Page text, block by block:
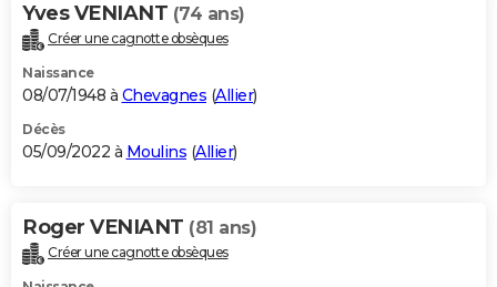
Yves VENIANT (74 ans)
Créer une cagnotte obsèques
Naissance
08/07/1948 à Chevagnes (Allier)
Décès
05/09/2022 à Moulins (Allier)
Roger VENIANT (81 ans)
Créer une cagnotte obsèques